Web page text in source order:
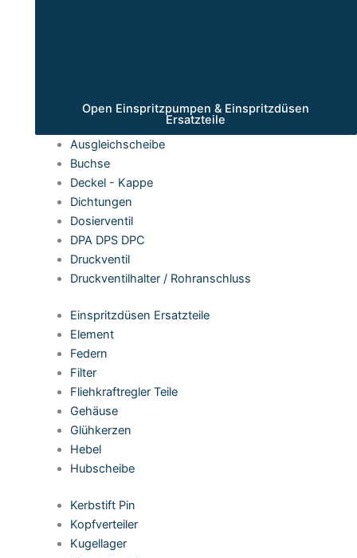
Open Einspritzpumpen & Einspritzdüsen
Ersatzteile
Ausgleichscheibe
Buchse
Deckel - Kappe
Dichtungen
Dosierventil
DPA DPS DPC
Druckventil
Druckventilhalter / Rohranschluss
Einspritzdüsen Ersatzteile
Element
Federn
Filter
Fliehkraftregler Teile
Gehäuse
Glühkerzen
Hebel
Hubscheibe
Kerbstift Pin
Kopfverteiler
Kugellager